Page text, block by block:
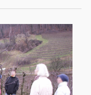
Suche
und